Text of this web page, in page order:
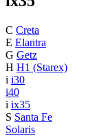
C Creta
E Elantra
G Getz
H H1 (Starex)
i i30
i40
i ix35
S Santa Fe
Solaris